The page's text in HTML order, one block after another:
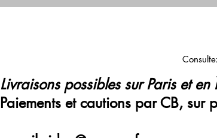
Livraisons possibles sur Paris et en
Paiements et cautions par CB, sur